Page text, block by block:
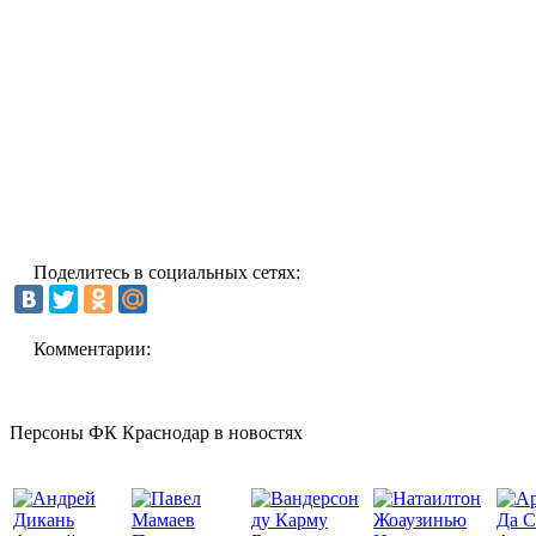
Поделитесь в социальных сетях:
Комментарии:
Персоны ФК Краснодар в новостях
Да